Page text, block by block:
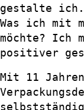
gestalte ich.
Was ich mit
möchte? Ich
positiver
Mit 11
selbstständig